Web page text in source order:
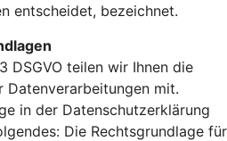
entscheidet, bezeichnet.
DSGVO teilen wir Ihnen die
Datenverarbeitungen mit.
in der Datenschutzerklärung
Die Rechtsgrundlage für